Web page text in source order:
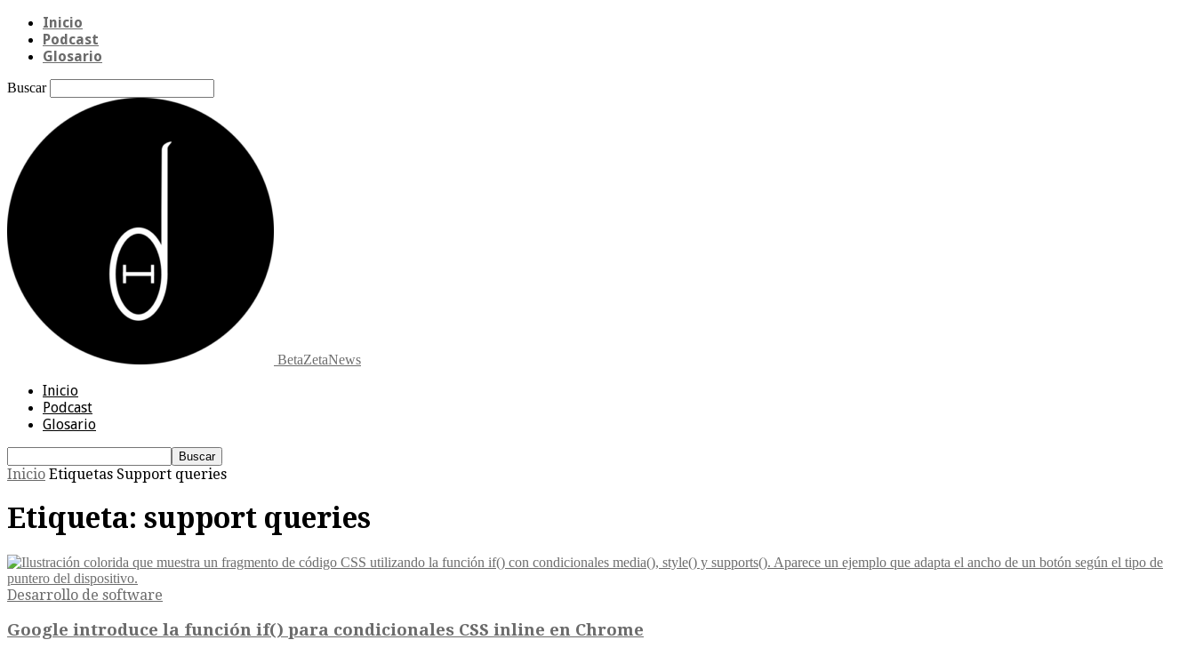
Inicio
Podcast
Glosario
Buscar
BetaZetaNews
Inicio
Podcast
Glosario
Inicio Etiquetas Support queries
Etiqueta: support queries
Desarrollo de software
Google introduce la función if() para condicionales CSS inline en Chrome